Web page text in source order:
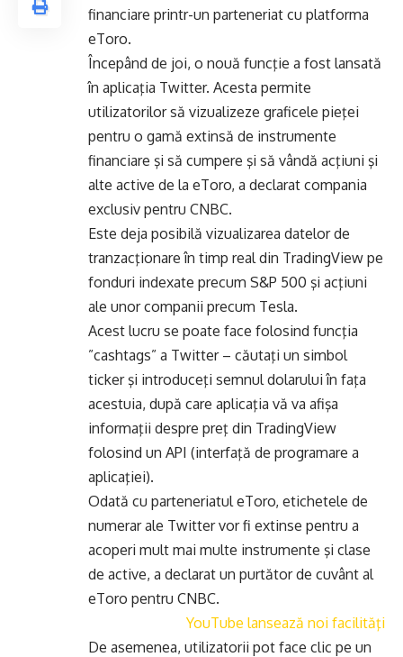
financiare printr-un parteneriat cu platforma
eToro.
Începând de joi, o nouă funcţie a fost lansată
în aplicaţia Twitter. Acesta permite
utilizatorilor să vizualizeze graficele pieţei
pentru o gamă extinsă de instrumente
financiare şi să cumpere şi să vândă acţiuni şi
alte active de la eToro, a declarat compania
exclusiv pentru CNBC.
Este deja posibilă vizualizarea datelor de
tranzacţionare în timp real din TradingView pe
fonduri indexate precum S&P 500 şi acţiuni
ale unor companii precum Tesla.
Acest lucru se poate face folosind funcţia
”cashtags” a Twitter – căutaţi un simbol
ticker şi introduceţi semnul dolarului în faţa
acestuia, după care aplicaţia vă va afişa
informaţii despre preţ din TradingView
folosind un API (interfaţă de programare a
aplicaţiei).
Odată cu parteneriatul eToro, etichetele de
numerar ale Twitter vor fi extinse pentru a
acoperi mult mai multe instrumente şi clase
de active, a declarat un purtător de cuvânt al
eToro pentru CNBC.
YouTube lansează noi facilităţi
De asemenea, utilizatorii pot face clic pe un